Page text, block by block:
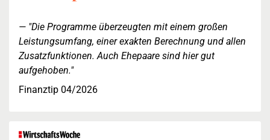
"Die Programme überzeugten mit einem großen
Leistungsumfang, einer exakten Berechnung und allen
Zusatzfunktionen. Auch Ehepaare sind hier gut
aufgehoben."
Finanztip 04/2026